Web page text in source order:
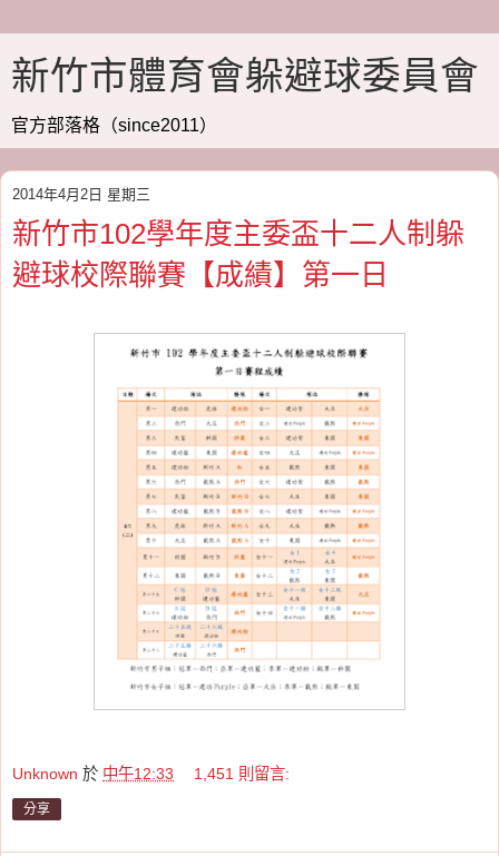
新竹市體育會躲避球委員會
官方部落格（since2011）
2014年4月2日 星期三
新竹市102學年度主委盃十二人制躲
避球校際聯賽【成績】第一日
Unknown 於 中午12:33 1,451 則留言:
分享